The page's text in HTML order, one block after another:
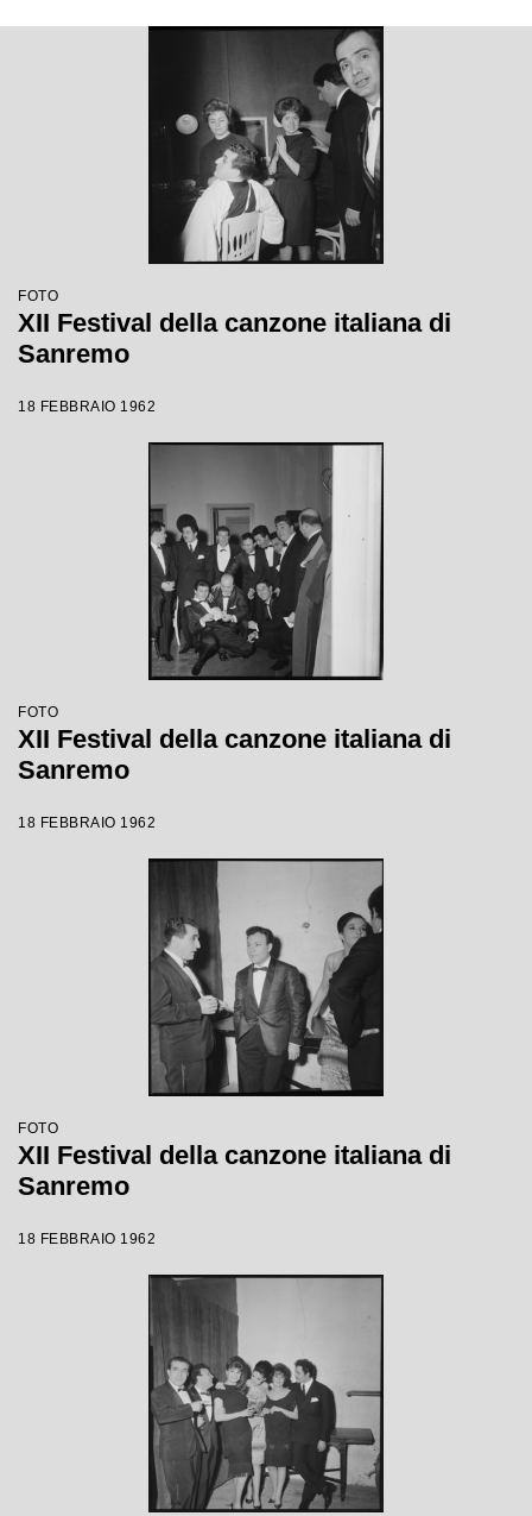
FOTO
XII Festival della canzone italiana di
Sanremo
18 FEBBRAIO 1962
FOTO
XII Festival della canzone italiana di
Sanremo
18 FEBBRAIO 1962
FOTO
XII Festival della canzone italiana di
Sanremo
18 FEBBRAIO 1962